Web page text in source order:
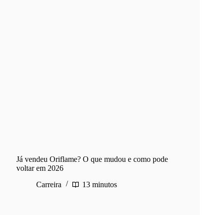
Já vendeu Oriflame? O que mudou e como pode
voltar em 2026
Carreira
13 minutos